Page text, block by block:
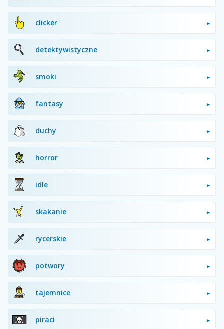
clicker
detektywistyczne
smoki
fantasy
duchy
horror
idle
skakanie
rycerskie
potwory
tajemnice
piraci